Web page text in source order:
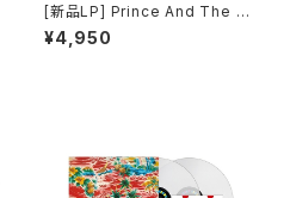
[新品LP] Prince And The R
evolution ? Purple Rain / プ
リンス／パープル・レイン
¥4,950